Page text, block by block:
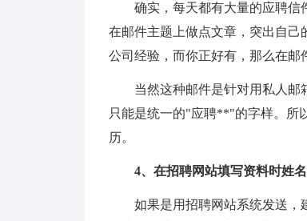
确实，每天都有大量的应聘
在邮件主题上做点文章，突出自
公司经验，而你正好有，那么在邮
当然这种邮件是针对用私人邮
只能是统一的"应聘**"的字样。所
历。
4、在招聘网站填写资料时姓
如果是用招聘网站系统发送，